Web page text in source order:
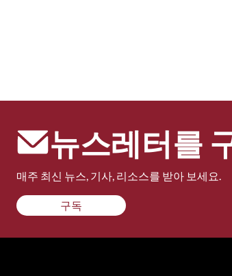
뉴스레터를
매주 최신 뉴스, 기사, 리소스를 받아 보세요.
구독